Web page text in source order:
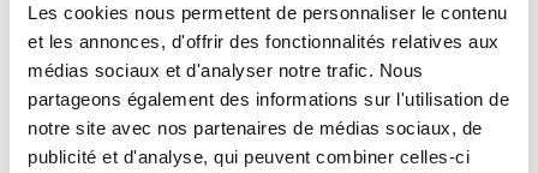
Les cookies nous permettent de personnaliser le contenu
et les annonces, d'offrir des fonctionnalités relatives aux
médias sociaux et d'analyser notre trafic. Nous
partageons également des informations sur l'utilisation de
notre site avec nos partenaires de médias sociaux, de
publicité et d'analyse, qui peuvent combiner celles-ci
Gants de protection : de nouveaux
besoins à combler
Le marché des gants de protection est
marqué par d’importantes évolutions, tant
sur le plan de la fabrication que sur…